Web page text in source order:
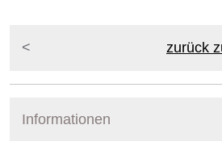
zurück
Informationen